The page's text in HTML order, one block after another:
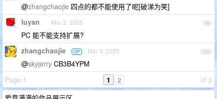
@zhangchaojie 四点的都不能使用了呢[破涕为笑]
99
luyan Mar 3, 2025
PC 能不能支持扩展?
100
zhangchaojie OP Mar 3, 2025
@skyjerry CB3B4YPM
Page 1
of 2
1 2